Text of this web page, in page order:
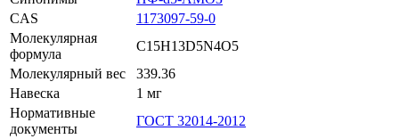
CAS
1173097-59-0
Молекулярная
формула
C15H13D5N4O5
Молекулярный вес
339.36
Навеска
1 мг
Нормативные
документы
ГОСТ 32014-2012